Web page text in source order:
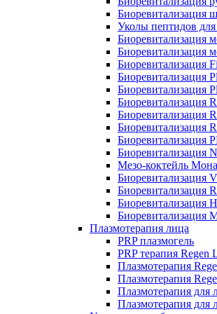
Биоревитализация
Уколы пептидов
Биоревитализация
Биоревитализация
Биоревитализация
Биоревитализация
Биоревитализация
Биоревитализация
Биоревитализация
Биоревитализация
Биоревитализация
Биоревитализация
Мезо-коктейль
Биоревитализация
Биоревитализация
Биоревитализация
Биоревитализация
Плазмотерапия лица
PRP плазмогель
PRP терапия Regen
Плазмотерапия
Плазмотерапия
Плазмотерапия для
Плазмотерапия для